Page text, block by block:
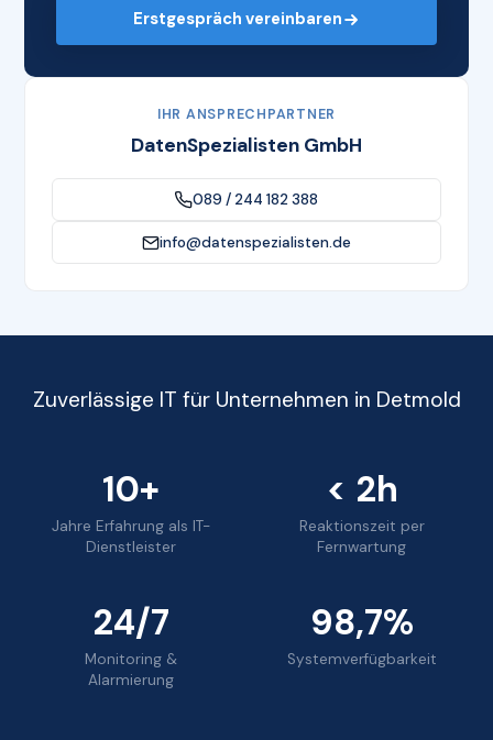
Erstgespräch vereinbaren
IHR ANSPRECHPARTNER
DatenSpezialisten GmbH
089 / 244 182 388
info@datenspezialisten.de
Zuverlässige IT für Unternehmen in Detmold
10+
Jahre Erfahrung als IT-
Dienstleister
< 2h
Reaktionszeit per
Fernwartung
24/7
Monitoring &
Alarmierung
98,7%
Systemverfügbarkeit